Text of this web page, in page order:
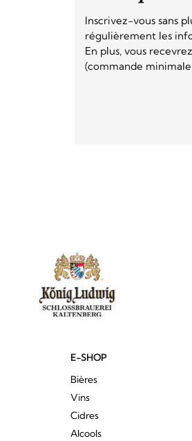
Inscrivez-vous sans
régulièrement les
En plus, vous
(commande
E-SHOP
Bières
Vins
Cidres
Alcools